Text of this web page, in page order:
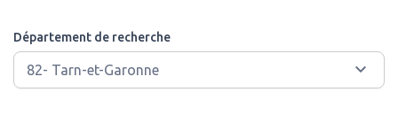
Département de recherche